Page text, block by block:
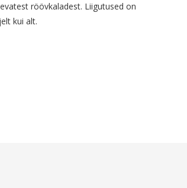
röövkaladest. Liigutused on
kui alt.